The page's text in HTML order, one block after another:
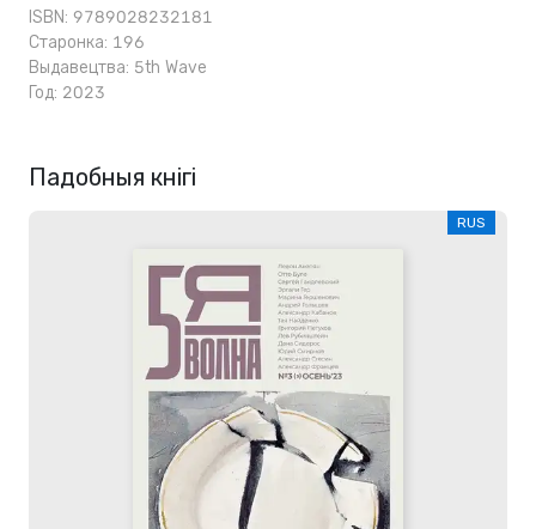
ISBN: 9789028232181
Старонка: 196
Выдавецтва: 5th Wave
Год: 2023
Падобныя кнігі
RUS